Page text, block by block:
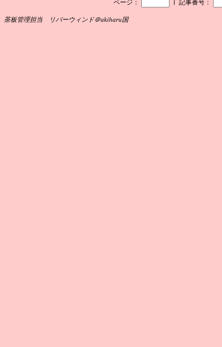
ページ： 記事番号：
茶板管理担当 リバーウィンド＠akiharu国